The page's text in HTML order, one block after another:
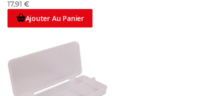
17,91 €
Ajouter Au Panier